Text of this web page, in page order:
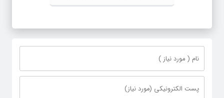
تلافی جویانه علیه اسرائیل